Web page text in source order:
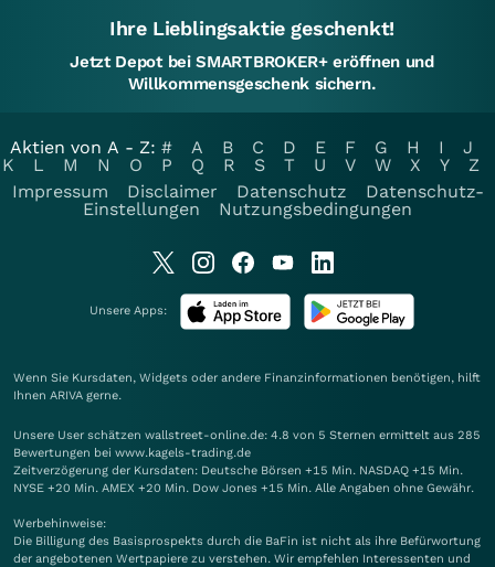
Ihre Lieblingsaktie geschenkt!
Jetzt Depot bei SMARTBROKER+ eröffnen und
Willkommensgeschenk sichern.
Aktien von A - Z: # A B C D E F G H I
J
K
L M N O P Q R S T U V W X Y
Z
Impressum
Disclaimer Datenschutz
Datenschutz-
Einstellungen
Nutzungsbedingungen
Unsere Apps:
Wenn Sie Kursdaten, Widgets oder andere Finanzinformationen benötigen, hilft
Ihnen ARIVA gerne.
Unsere User schätzen wallstreet-online.de: 4.8 von 5 Sternen ermittelt aus 285
Bewertungen bei www.kagels-trading.de
Zeitverzögerung der Kursdaten: Deutsche Börsen +15 Min. NASDAQ +15 Min.
NYSE +20 Min. AMEX +20 Min. Dow Jones +15 Min. Alle Angaben ohne Gewähr.
Werbehinweise:
Die Billigung des Basisprospekts durch die BaFin ist nicht als ihre Befürwortung
der angebotenen Wertpapiere zu verstehen. Wir empfehlen Interessenten und